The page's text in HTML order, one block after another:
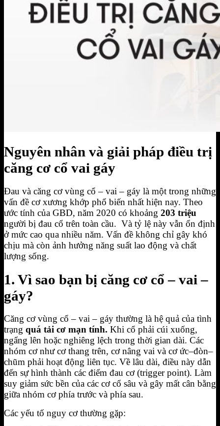
Đăng Ký Tập Thử miễn phí
Hotline 0944.731.555
Nguyên nhân và giải pháp điều trị
căng cơ cổ vai gáy
Đau và căng cơ vùng cổ – vai – gáy là một trong những
vấn đề cơ xương khớp phổ biến nhất hiện nay. Theo
ước tính của GBD, năm 2020 có khoảng 203 triệu
người bị đau cổ trên toàn cầu. Và tỷ lệ này vẫn ổn định
ở mức cao qua nhiều năm. Vấn đề không chỉ gây khó
chịu mà còn ảnh hưởng năng suất lao động và chất
lượng sống.
1. Vì sao bạn bị căng cơ cổ – vai –
gáy?
Căng cơ vùng cổ – vai – gáy thường là hệ quả của tình
trạng quá tải cơ mạn tính. Khi cổ phải cúi xuống,
ngẩng lên hoặc nghiêng lệch trong thời gian dài. Các
nhóm cơ như cơ thang trên, cơ nâng vai và cơ ức–đòn–
chũm phải hoạt động liên tục. Về lâu dài, điều này dẫn
đến sự hình thành các điểm đau cơ (trigger point). Làm
suy giảm sức bền của các cơ cổ sâu và gây mất cân bằng
giữa nhóm cơ phía trước và phía sau.
Các yếu tố nguy cơ thường gặp: